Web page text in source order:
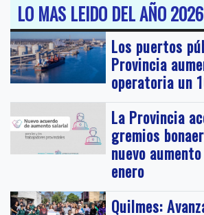
LO MAS LEIDO DEL AÑO 2026
Los puertos
Provincia
operatoria un
La Provincia
gremios
nuevo
enero
Quilmes: